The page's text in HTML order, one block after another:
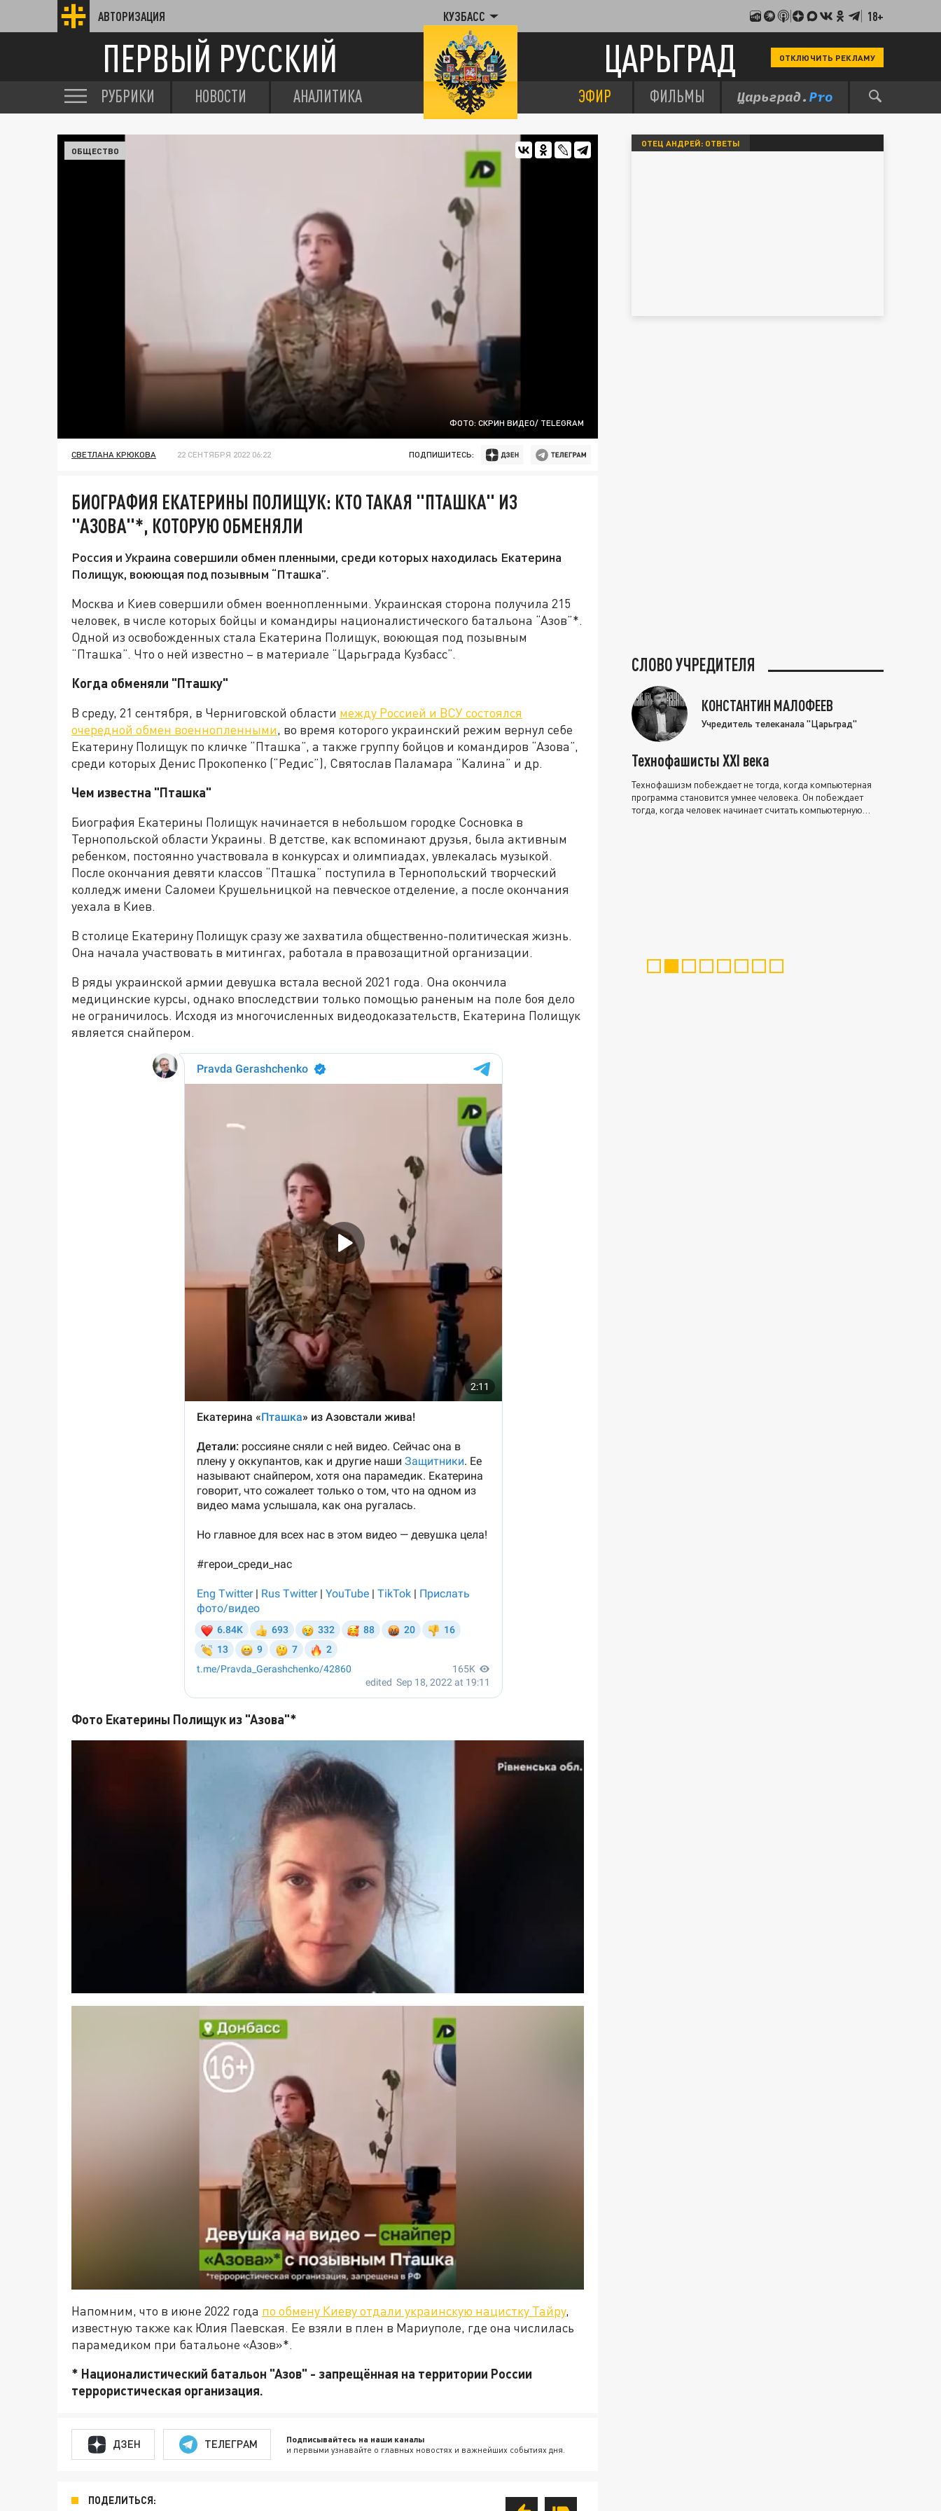
АВТОРИЗАЦИЯ КУЗБАСС 18+
ПЕРВЫЙ РУССКИЙ ЦАРЬГРАД ОТКЛЮЧИТЬ РЕКЛАМУ
РУБРИКИ НОВОСТИ АНАЛИТИКА ЭФИР ФИЛЬМЫ
ФОТО: СКРИН ВИДЕО/ TELEGRAM
ОБЩЕСТВО
СВЕТЛАНА КРЮКОВА 22 СЕНТЯБРЯ 2022 06:22 ПОДПИШИТЕСЬ:
БИОГРАФИЯ ЕКАТЕРИНЫ ПОЛИЩУК: КТО ТАКАЯ "ПТАШКА" ИЗ
"АЗОВА"*, КОТОРУЮ ОБМЕНЯЛИ
Россия и Украина совершили обмен пленными, среди которых находилась Екатерина
Полищук, воюющая под позывным “Пташка”.
Москва и Киев совершили обмен военнопленными. Украинская сторона получила 215
человек, в числе которых бойцы и командиры националистического батальона “Азов”*.
Одной из освобожденных стала Екатерина Полищук, воюющая под позывным
“Пташка”. Что о ней известно – в материале “Царьграда Кузбасс”.
Когда обменяли "Пташку"
В среду, 21 сентября, в Черниговской области между Россией и ВСУ состоялся
очередной обмен военнопленными, во время которого украинский режим вернул себе
Екатерину Полищук по кличке “Пташка”, а также группу бойцов и командиров “Азова”,
среди которых Денис Прокопенко (“Редис”), Святослав Паламара “Калина” и др.
Чем известна "Пташка"
Биография Екатерины Полищук начинается в небольшом городке Сосновка в
Тернопольской области Украины. В детстве, как вспоминают друзья, была активным
ребенком, постоянно участвовала в конкурсах и олимпиадах, увлекалась музыкой.
После окончания девяти классов “Пташка” поступила в Тернопольский творческий
колледж имени Саломеи Крушельницкой на певческое отделение, а после окончания
уехала в Киев.
В столице Екатерину Полищук сразу же захватила общественно-политическая жизнь.
Она начала участвовать в митингах, работала в правозащитной организации.
В ряды украинской армии девушка встала весной 2021 года. Она окончила
медицинские курсы, однако впоследствии только помощью раненым на поле боя дело
не ограничилось. Исходя из многочисленных видеодоказательств, Екатерина Полищук
является снайпером.
Фото Екатерины Полищук из "Азова"*
Напомним, что в июне 2022 года по обмену Киеву отдали украинскую нацистку Тайру,
известную также как Юлия Паевская. Ее взяли в плен в Мариуполе, где она числилась
парамедиком при батальоне «Азов»*.
* Националистический батальон "Азов" - запрещённая на территории России
террористическая организация.
ДЗЕН ТЕЛЕГРАМ Подписывайтесь на наши каналы
и первыми узнавайте о главных новостях и важнейших событиях дня.
ПОДЕЛИТЬСЯ:
ОТЕЦ АНДРЕЙ: ОТВЕТЫ
СЛОВО УЧРЕДИТЕЛЯ
КОНСТАНТИН МАЛОФЕЕВ
Учредитель телеканала "Царьград"
Технофашисты XXI века
Технофашизм побеждает не тогда, когда компьютерная
программа становится умнее человека. Он побеждает
тогда, когда человек начинает считать компьютерную